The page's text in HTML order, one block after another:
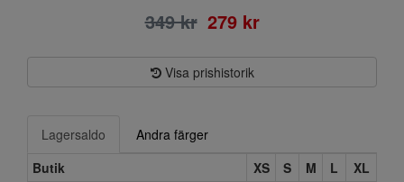
349 kr 279 kr
Visa prishistorik
Lagersaldo
Andra färger
Butik
XS S M L
XL